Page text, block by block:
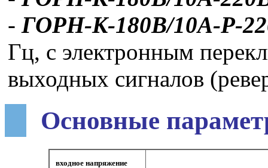
- ГОРН-К-180В/10А-Р-
Гц, с электронным
выходных сигналов
Основные
входное напряжение